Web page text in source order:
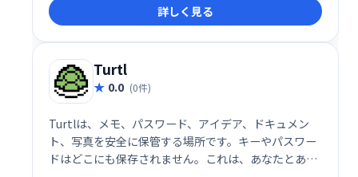
クフロー全体をサポートします。チームメンバーとプ
ロジェクトを共有し、フィードバックを収集、効率的
な共同作業を実現します。
詳しく見る
Turtl
0.0 (0件)
Turtlは、メモ、パスワード、アイデア、ドキュメン
ト、写真を安全に保管する場所です。キーやパスワー
ドはどこにも保存されません。これは、あなたとあな